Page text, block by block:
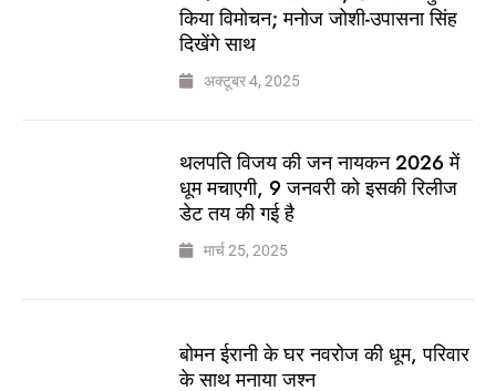
किया विमोचन; मनोज जोशी-उपासना सिंह
दिखेंगे साथ
अक्टूबर 4, 2025
थलपति विजय की जन नायकन 2026 में
धूम मचाएगी, 9 जनवरी को इसकी रिलीज
डेट तय की गई है
मार्च 25, 2025
बोमन ईरानी के घर नवरोज की धूम, परिवार
के साथ मनाया जश्न